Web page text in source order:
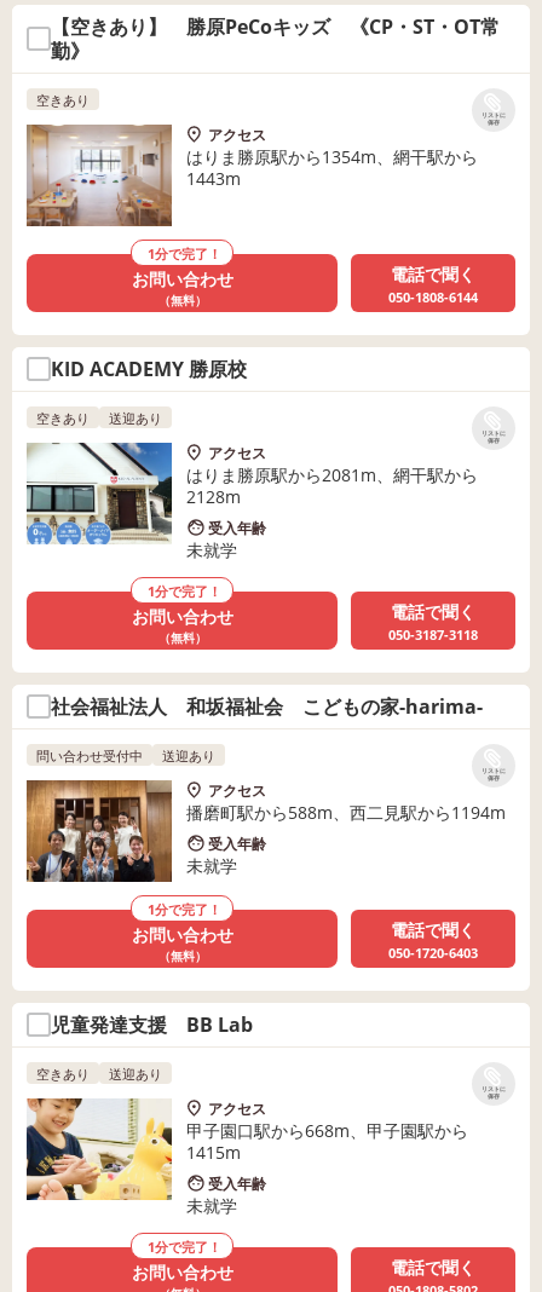
【空きあり】 勝原PeCoキッズ 《CP・ST・OT常
勤》
リストに
保存
空きあり
アクセス
はりま勝原駅から1354m、網干駅から
1443m
1分で完了！
お問い合わせ
（無料）
電話で聞く
050-1808-6144
KID ACADEMY 勝原校
リストに
保存
空きあり 送迎あり
アクセス
はりま勝原駅から2081m、網干駅から
2128m
受入年齢
未就学
1分で完了！
お問い合わせ
（無料）
電話で聞く
050-3187-3118
社会福祉法人 和坂福祉会 こどもの家-harima-
リストに
保存
問い合わせ受付中 送迎あり
アクセス
播磨町駅から588m、西二見駅から1194m
受入年齢
未就学
1分で完了！
お問い合わせ
（無料）
電話で聞く
050-1720-6403
児童発達支援 BB Lab
リストに
保存
空きあり 送迎あり
アクセス
甲子園口駅から668m、甲子園駅から
1415m
受入年齢
未就学
1分で完了！
お問い合わせ 電話で聞く